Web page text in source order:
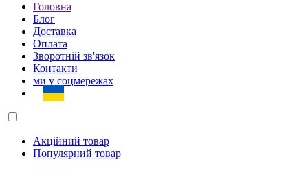
Головна
Блог
Доставка
Оплата
Зворотній зв'язок
Контакти
ми у соцмережах
Акційний товар
Популярний товар